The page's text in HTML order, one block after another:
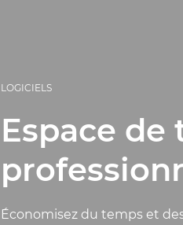
LOGICIELS
Espace de
Économisez du temps et